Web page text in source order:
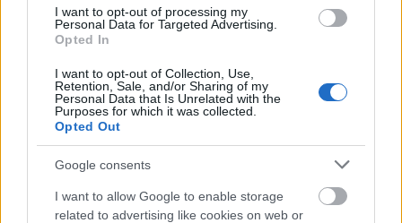
I want to opt-out of processing my
Personal Data for Targeted Advertising.
Opted In
I want to opt-out of Collection, Use,
Retention, Sale, and/or Sharing of my
Personal Data that Is Unrelated with the
Purposes for which it was collected.
Opted Out
Google consents
I want to allow Google to enable storage
related to advertising like cookies on web or
jár, háromnál többre azonban nemigen számíthat.
> korábbi filmek
Csillag születik
nagyon erős hétköznapi számokkal
Venomot már maga alá tessékelte, s ez a hétvégi
listán is meglátszik immáron. A második helyen álló
Warner-féle zenés dráma 19,3 millió dollárral
megint remekül tartotta fenn az érdeklődést, s a
három hétvége után számlálható 126,4 millió
dollárját 200 millióhoz nagyon közel juttathatja
végül. Globálisan amúgy már túljutott rajta.